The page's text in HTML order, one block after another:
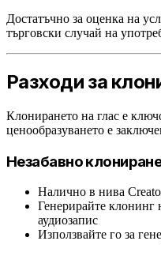
Достатъчно за оценка на
търговски случай на
Разходи за
Клонирането на глас е
ценообразуването е
Незабавно
Налично в нива
Генерирайте клонинг
аудиозапис
Използвайте го за